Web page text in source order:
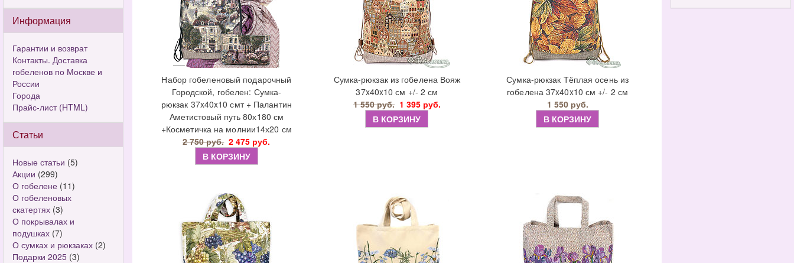
Информация
Гарантии и возврат
Контакты. Доставка
гобеленов по Москве и
России
Города
Прайс-лист (HTML)
Статьи
Новые статьи (5)
Акции (299)
О гобелене (11)
О гобеленовых
скатертях (3)
О покрывалах и
подушках (7)
О сумках и рюкзаках (2)
Подарки 2025 (3)
Набор гобеленовый подарочный
Городской, гобелен: Сумка-
рюкзак 37x40x10 смт + Палантин
Аметистовый путь 80х180 см
+Косметичка на молнии14х20 см
2 750 руб. 2 475 руб.
В КОРЗИНУ
Сумка-рюкзак из гобелена Вояж
37x40x10 см +/- 2 см
1 550 руб. 1 395 руб.
В КОРЗИНУ
Сумка-рюкзак Тёплая осень из
гобелена 37x40x10 см +/- 2 см
1 550 руб.
В КОРЗИНУ